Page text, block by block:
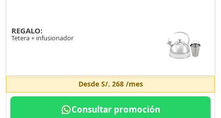
REGALO:
Tetera + infusionador
Desde S/. 268/mes
Consultar promoción